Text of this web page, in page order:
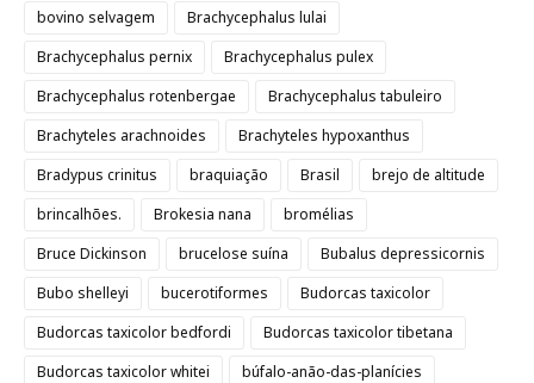
bovino selvagem
Brachycephalus lulai
Brachycephalus pernix
Brachycephalus pulex
Brachycephalus rotenbergae
Brachycephalus tabuleiro
Brachyteles arachnoides
Brachyteles hypoxanthus
Bradypus crinitus
braquiação Brasil
brejo de altitude
brincalhões.
Brokesia nana
bromélias
Bruce Dickinson
brucelose suína
Bubalus depressicornis
Bubo shelleyi
bucerotiformes
Budorcas taxicolor
Budorcas taxicolor bedfordi
Budorcas taxicolor tibetana
Budorcas taxicolor whitei
búfalo-anão-das-planícies